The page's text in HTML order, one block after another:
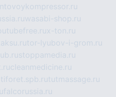
wasabi-shop.ru
x-ton.ru
tor-lyubov-i-grom.ru
stoppamedia.ru
cleanmedicine.ru
tutmassage.ru
falcorussia.ru